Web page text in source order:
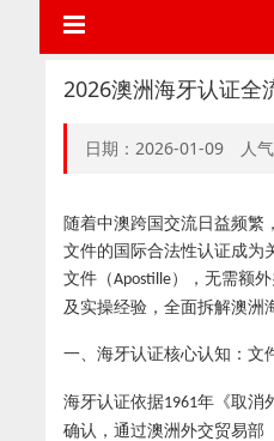
2026澳洲海牙认证全
日期：2026-01-09 人
随着中澳跨国交流日益频繁
文件的国际合法性认证成为
文件（Apostille），无需额
及实操经验，全面拆解澳洲
一、海牙认证核心认知：文
海牙认证依据1961年《取消
确认，通过澳洲外交贸易部